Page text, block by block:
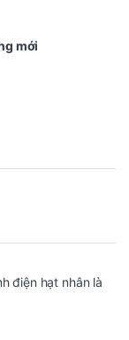
mới
điện hạt nhân là